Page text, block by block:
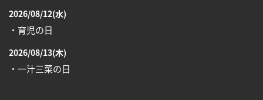
2026/08/12(水)
・育児の日
2026/08/13(木)
・一汁三菜の日